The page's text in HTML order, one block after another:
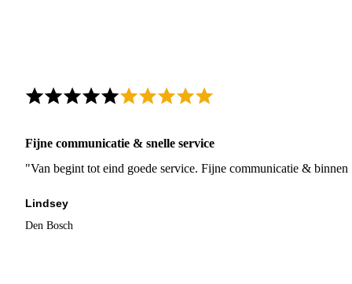
Fijne communicatie & snelle service
"Van begint tot eind goede service. Fijne communicatie &
Lindsey
Den Bosch